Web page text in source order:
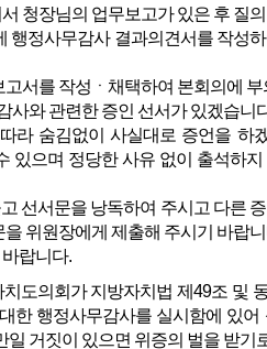
청장님의 업무보고가 있은 후 질
정사무감사 결과의견서를 작성
서를 작성ㆍ채택하여 본회의에
사와 관련한 증인 선서가 있겠습니
라 숨김없이 사실대로 증언을 하
있으며 정당한 사유 없이 출석하
선서문을 낭독하여 주시고 다른
위원장에게 제출해 주시기 바랍
랍니다.
치도의회가 지방자치법 제49조 및
한 행정사무감사를 실시함에 있
거짓이 있으면 위증의 벌을 받기